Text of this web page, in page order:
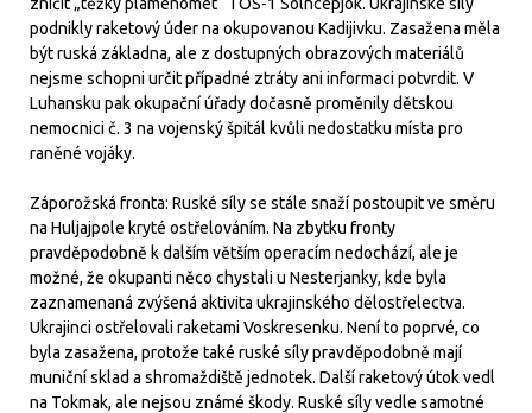
podnikly raketový úder na okupovanou Kadijivku. Zasažena měla
být ruská základna, ale z dostupných obrazových materiálů
nejsme schopni určit případné ztráty ani informaci potvrdit. V
Luhansku pak okupační úřady dočasně proměnily dětskou
nemocnici č. 3 na vojenský špitál kvůli nedostatku místa pro
raněné vojáky.
Záporožská fronta: Ruské síly se stále snaží postoupit ve směru
na Huljajpole kryté ostřelováním. Na zbytku fronty
pravděpodobně k dalším větším operacím nedochází, ale je
možné, že okupanti něco chystali u Nesterjanky, kde byla
zaznamenaná zvýšená aktivita ukrajinského dělostřelectva.
Ukrajinci ostřelovali raketami Voskresenku. Není to poprvé, co
byla zasažena, protože také ruské síly pravděpodobně mají
muniční sklad a shromaždiště jednotek. Další raketový útok vedl
na Tokmak, ale nejsou známé škody. Ruské síly vedle samotné